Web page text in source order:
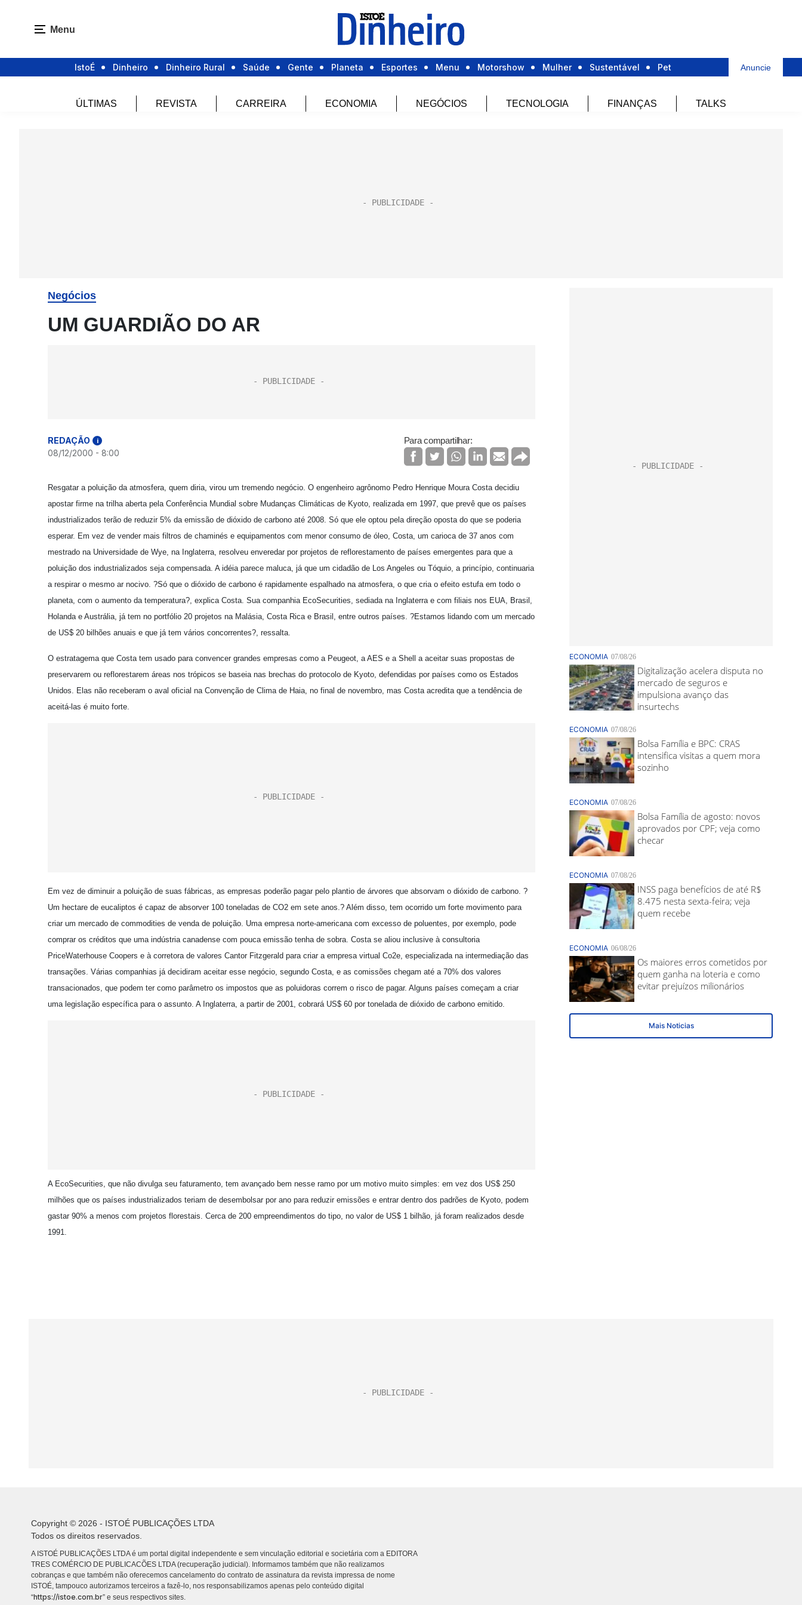
Menu
IstoÉ Dinheiro Dinheiro Rural Saúde Gente Planeta Esportes Menu Motorshow Mulher Sustentável Pet Anuncie
ÚLTIMAS REVISTA CARREIRA ECONOMIA NEGÓCIOS TECNOLOGIA FINANÇAS TALKS
Negócios
UM GUARDIÃO DO AR
REDAÇÃO i
08/12/2000 - 8:00
Para compartilhar:
Resgatar a poluição da atmosfera, quem diria, virou um tremendo negócio. O engenheiro agrônomo Pedro Henrique Moura Costa decidiu
apostar firme na trilha aberta pela Conferência Mundial sobre Mudanças Climáticas de Kyoto, realizada em 1997, que prevê que os países
industrializados terão de reduzir 5% da emissão de dióxido de carbono até 2008. Só que ele optou pela direção oposta do que se poderia
esperar. Em vez de vender mais filtros de chaminés e equipamentos com menor consumo de óleo, Costa, um carioca de 37 anos com
mestrado na Universidade de Wye, na Inglaterra, resolveu enveredar por projetos de reflorestamento de países emergentes para que a
poluição dos industrializados seja compensada. A idéia parece maluca, já que um cidadão de Los Angeles ou Tóquio, a princípio, continuaria
a respirar o mesmo ar nocivo. ?Só que o dióxido de carbono é rapidamente espalhado na atmosfera, o que cria o efeito estufa em todo o
planeta, com o aumento da temperatura?, explica Costa. Sua companhia EcoSecurities, sediada na Inglaterra e com filiais nos EUA, Brasil,
Holanda e Austrália, já tem no portfólio 20 projetos na Malásia, Costa Rica e Brasil, entre outros países. ?Estamos lidando com um mercado
de US$ 20 bilhões anuais e que já tem vários concorrentes?, ressalta.
O estratagema que Costa tem usado para convencer grandes empresas como a Peugeot, a AES e a Shell a aceitar suas propostas de
preservarem ou reflorestarem áreas nos trópicos se baseia nas brechas do protocolo de Kyoto, defendidas por países como os Estados
Unidos. Elas não receberam o aval oficial na Convenção de Clima de Haia, no final de novembro, mas Costa acredita que a tendência de
aceitá-las é muito forte.
Em vez de diminuir a poluição de suas fábricas, as empresas poderão pagar pelo plantio de árvores que absorvam o dióxido de carbono. ?
Um hectare de eucaliptos é capaz de absorver 100 toneladas de CO2 em sete anos.? Além disso, tem ocorrido um forte movimento para
criar um mercado de commodities de venda de poluição. Uma empresa norte-americana com excesso de poluentes, por exemplo, pode
comprar os créditos que uma indústria canadense com pouca emissão tenha de sobra. Costa se aliou inclusive à consultoria
PriceWaterhouse Coopers e à corretora de valores Cantor Fitzgerald para criar a empresa virtual Co2e, especializada na intermediação das
transações. Várias companhias já decidiram aceitar esse negócio, segundo Costa, e as comissões chegam até a 70% dos valores
transacionados, que podem ter como parâmetro os impostos que as poluidoras correm o risco de pagar. Alguns países começam a criar
uma legislação específica para o assunto. A Inglaterra, a partir de 2001, cobrará US$ 60 por tonelada de dióxido de carbono emitido.
A EcoSecurities, que não divulga seu faturamento, tem avançado bem nesse ramo por um motivo muito simples: em vez dos US$ 250
milhões que os países industrializados teriam de desembolsar por ano para reduzir emissões e entrar dentro dos padrões de Kyoto, podem
gastar 90% a menos com projetos florestais. Cerca de 200 empreendimentos do tipo, no valor de US$ 1 bilhão, já foram realizados desde
1991.
Copyright © 2026 - ISTOÉ PUBLICAÇÕES LTDA
Todos os direitos reservados.
A ISTOÉ PUBLICAÇÕES LTDA é um portal digital independente e sem vinculação editorial e societária com a EDITORA
TRES COMÉRCIO DE PUBLICACÕES LTDA (recuperação judicial). Informamos também que não realizamos
cobranças e que também não oferecemos cancelamento do contrato de assinatura da revista impressa de nome
ISTOÉ, tampouco autorizamos terceiros a fazê-lo, nos responsabilizamos apenas pelo conteúdo digital
“https://istoe.com.br” e seus respectivos sites.